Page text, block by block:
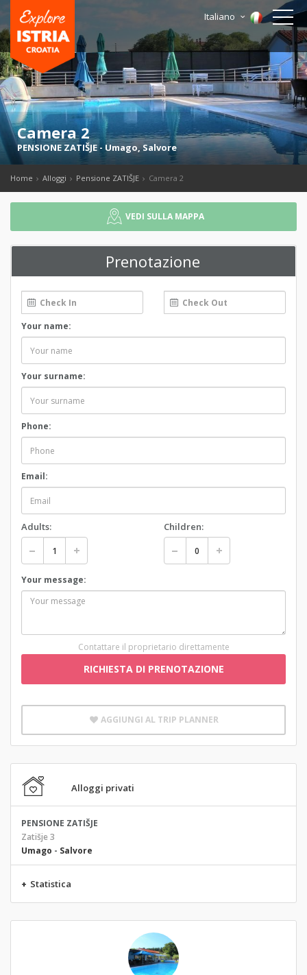
Italiano
Camera 2
PENSIONE ZATIŠJE - Umago,Salvore
Home Alloggi Pensione ZATIŠJE Camera 2
VEDI SULLA MAPPA
Prenotazione
Your name:
Your surname:
Phone:
Email:
Adults: Children:
Your message:
Contattare il proprietario direttamente
RICHIESTA DI PRENOTAZIONE
AGGIUNGI AL TRIP PLANNER
Alloggi privati
PENSIONE ZATIŠJE
Zatišje 3
Umago - Salvore
+ Statistica